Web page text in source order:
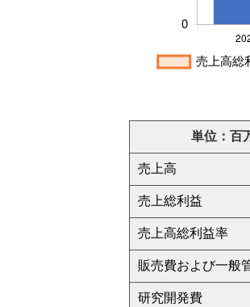
単位：百
売上高
売上総利益
売上高総利益率
販売費および一般
研究開発費